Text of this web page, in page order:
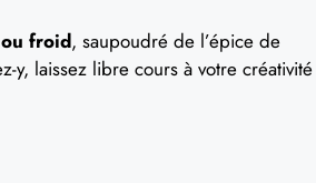
froid, saupoudré de l’épice de
y, laissez libre cours à votre créativité